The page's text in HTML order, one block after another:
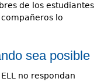
de los estudiantes
lo
sea posible
no respondan